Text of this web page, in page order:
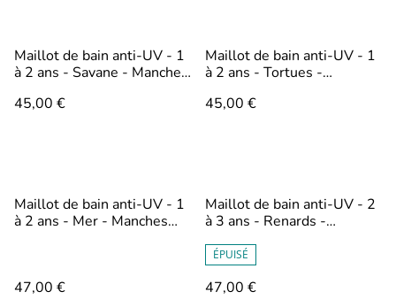
Maillot de bain anti-UV - 1
à 2 ans - Savane - Manches
45,00 €
Maillot de bain anti-UV - 1
à 2 ans - Tortues -
45,00 €
Maillot de bain anti-UV - 1
à 2 ans - Mer - Manches
47,00 €
Maillot de bain anti-UV - 2
à 3 ans - Renards -
ÉPUISÉ
47,00 €